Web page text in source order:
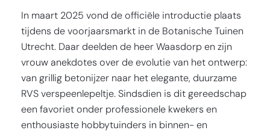
In maart 2025 vond de officiële introductie plaats
tijdens de voorjaarsmarkt in de Botanische Tuinen
Utrecht. Daar deelden de heer Waasdorp en zijn
vrouw anekdotes over de evolutie van het ontwerp:
van grillig betonijzer naar het elegante, duurzame
RVS verspeenlepeltje. Sindsdien is dit gereedschap
een favoriet onder professionele kwekers en
enthousiaste hobbytuinders in binnen- en